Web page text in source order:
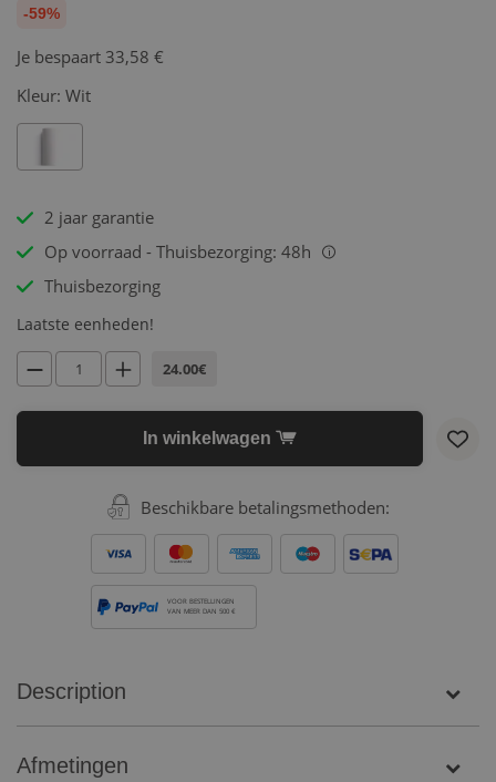
-59%
Je bespaart 33,58 €
Kleur: Wit
2 jaar garantie
Op voorraad - Thuisbezorging: 48h
i
Thuisbezorging
Laatste eenheden!
24.00€
In winkelwagen
Beschikbare betalingsmethoden:
VOOR BESTELLINGEN
VAN MEER DAN 500 €
Description
Afmetingen